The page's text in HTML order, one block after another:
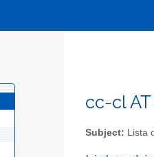
cc-cl
Subject: Lista